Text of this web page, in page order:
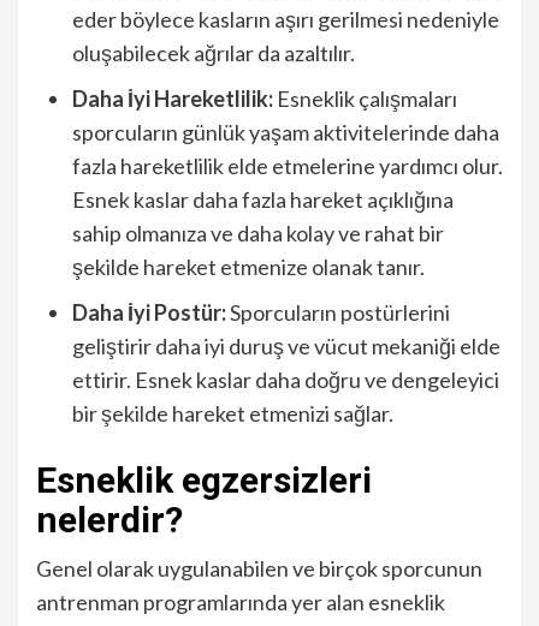
eder böylece kasların aşırı gerilmesi nedeniyle
oluşabilecek ağrılar da azaltılır.
Daha İyi Hareketlilik: Esneklik çalışmaları
sporcuların günlük yaşam aktivitelerinde daha
fazla hareketlilik elde etmelerine yardımcı olur.
Esnek kaslar daha fazla hareket açıklığına
sahip olmanıza ve daha kolay ve rahat bir
şekilde hareket etmenize olanak tanır.
Daha İyi Postür:Sporcuların postürlerini
geliştirir daha iyi duruş ve vücut mekaniği elde
ettirir. Esnek kaslar daha doğru ve dengeleyici
bir şekilde hareket etmenizi sağlar.
Esneklik egzersizleri
nelerdir?
Genel olarak uygulanabilen ve birçok sporcunun
antrenman programlarında yer alan esneklik